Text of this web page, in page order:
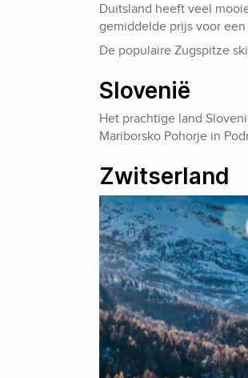
Duitsland heeft veel
gemiddelde prijs voor
De populaire Zugspitze
Slovenië
Het prachtige land
Mariborsko Pohorje in
Zwitserland